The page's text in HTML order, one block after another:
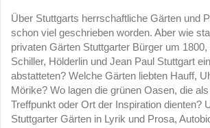
Über Stuttgarts herrschaftliche Gärten und
schon viel geschrieben worden. Aber wie
privaten Gärten Stuttgarter Bürger um 1800,
Schiller, Hölderlin und Jean Paul Stuttgart
abstatteten? Welche Gärten liebten Hauff,
Mörike? Wo lagen die grünen Oasen, die
Treffpunkt oder Ort der Inspiration dienten?
Stuttgarter Gärten in Lyrik und Prosa,